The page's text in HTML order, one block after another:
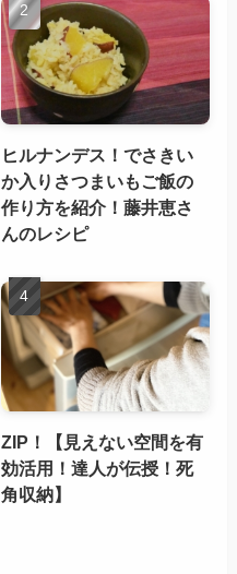
ヒルナンデス！でさきい
か入りさつまいもご飯の
作り方を紹介！藤井恵さ
んのレシピ
ZIP！【見えない空間を有
効活用！達人が伝授！死
角収納】